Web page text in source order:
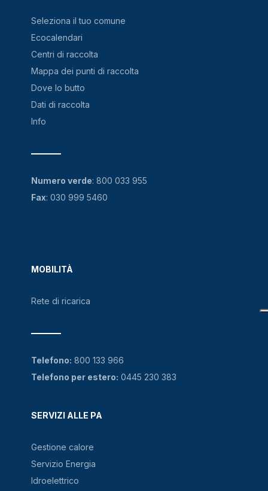
Seleziona il tuo comune
Ecocalendari
Centri di raccolta
Mappa dei punti di raccolta
Dove lo butto
Dati di raccolta
Info
MOBILITÀ
Rete di ricarica
SERVIZI ALLE PA
Gestione calore
Servizio Energia
Idroelettrico
Numero verde: 800 033 955
Fax: 030 999 5460
Telefono: 800 133 966
Telefono per estero: 0445 230 383